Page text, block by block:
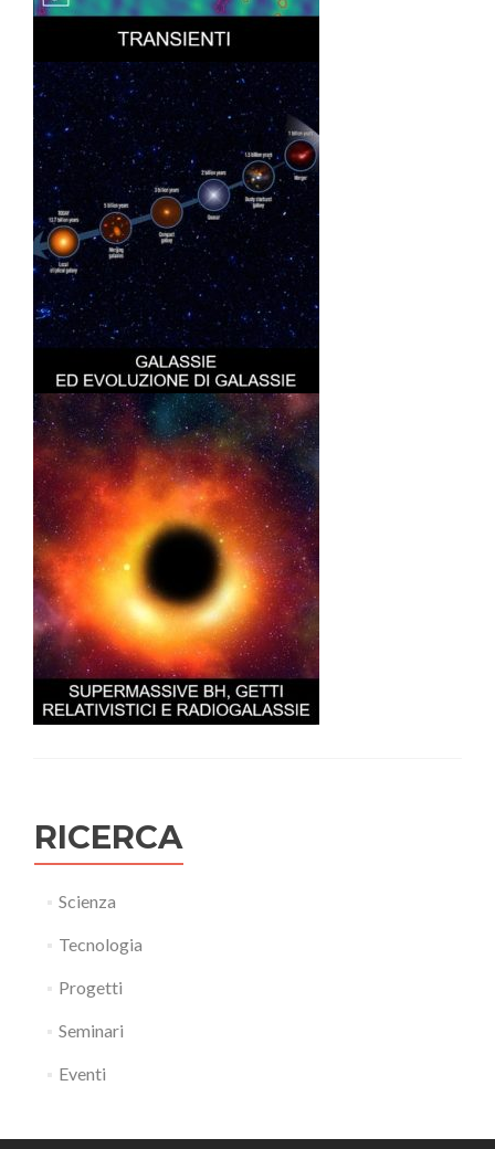
RICERCA
Scienza
Tecnologia
Progetti
Seminari
Eventi